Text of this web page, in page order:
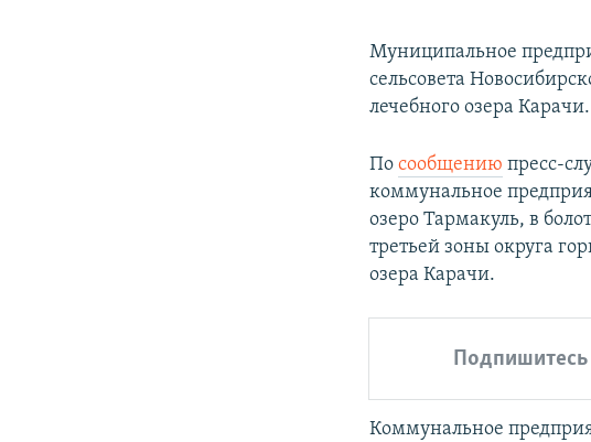
Муниципальное
сельсовета
лечебного озера
Посообщению пресс-
коммунальное
озеро Тармакуль, в
третьей зоны округа
озера Карачи.
Коммунальное